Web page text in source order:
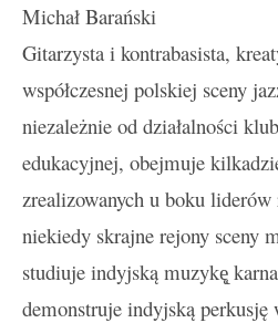
Michał Barański
Gitarzysta i kontrabasista,
współczesnej polskiej sceny
niezależnie od działalności
edukacyjnej, obejmuje
zrealizowanych u boku liderów
niekiedy skrajne rejony sceny
studiuje indyjską muzykę̨
demonstruje indyjską perkusję